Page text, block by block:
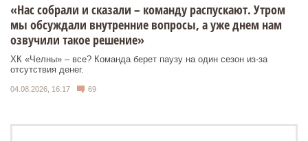
«Нас собрали и сказали – команду распускают. Утром
мы обсуждали внутренние вопросы, а уже днем нам
озвучили такое решение»
ХК «Челны» – все? Команда берет паузу на один сезон из-за
отсутствия денег.
04.08.2026, 16:17 69